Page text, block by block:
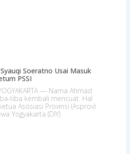
Soeratno Usai Masuk
PSSI
— Nama Ahmad
tiba kembali mencuat. Hal
Asosiasi Provinsi (Asprov)
Yogyakarta (DIY)